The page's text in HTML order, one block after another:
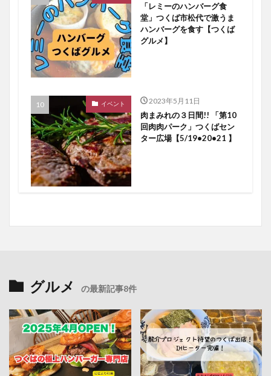
「レミーのハンバーグ食
堂」つくば市松代で激うま
ハンバーグを食す【つくば
グルメ】
イベント 2023年5月11日
肉まみれの３日間!! 「第10
回肉肉パーク」つくばセン
ター広場【5/19•20•21 】
グルメ の最新記事8件